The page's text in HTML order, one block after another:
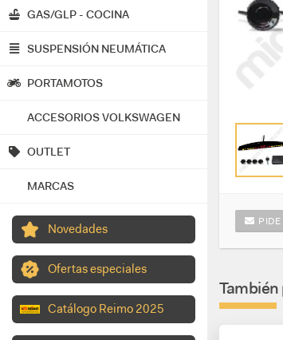
GAS/GLP - COCINA
SUSPENSIÓN NEUMÁTICA
PORTAMOTOS
ACCESORIOS VOLKSWAGEN
OUTLET
MARCAS
Novedades
Ofertas especiales
Catálogo Reimo 2025